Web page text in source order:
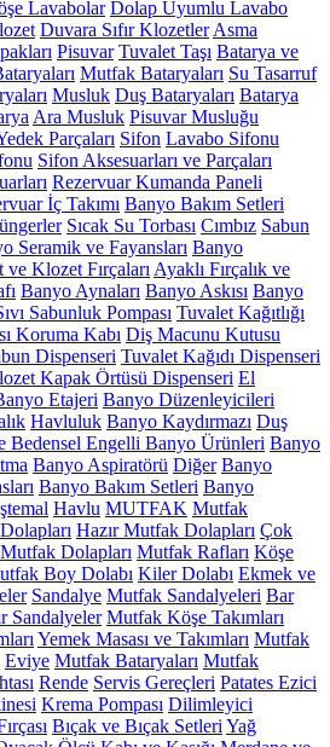
Lavabolar Dolap Uyumlu Lavabo
Duvara Sıfır Klozetler Asma
Pisuvar Tuvalet Taşı Batarya ve
Mutfak Bataryaları Su Tasarruf
Musluk Duş Bataryaları Batarya
Ara Musluk Pisuvar Musluğu
Parçaları Sifon Lavabo Sifonu
Sifon Aksesuarları ve Parçaları
Rezervuar Kumanda Paneli
İç Takımı Banyo Bakım Setleri
Sıcak Su Torbası Cımbız Sabun
Seramik ve Fayansları Banyo
ve Klozet Fırçaları Ayaklı Fırçalık ve
Banyo Aynaları Banyo Askısı Banyo
Sabunluk Pompası Tuvalet Kağıtlığı
Koruma Kabı Diş Macunu Kutusu
Dispenseri Tuvalet Kağıdı Dispenseri
Kapak Örtüsü Dispenseri El
Etajeri Banyo Düzenleyicileri
Havluluk Banyo Kaydırmazı Duş
Bedensel Engelli Banyo Ürünleri Banyo
Banyo Aspiratörü Diğer Banyo
Banyo Bakım Setleri Banyo
Havlu MUTFAK Mutfak
Hazır Mutfak Dolapları Çok
Dolapları Mutfak Rafları Köşe
Boy Dolabı Kiler Dolabı Ekmek ve
Sandalye Mutfak Sandalyeleri Bar
Sandalyeler Mutfak Köşe Takımları
Yemek Masası ve Takımları Mutfak
Eviye Mutfak Bataryaları Mutfak
Rende Servis Gereçleri Patates Ezici
Krema Pompası Dilimleyici
Bıçak ve Bıçak Setleri Yağ